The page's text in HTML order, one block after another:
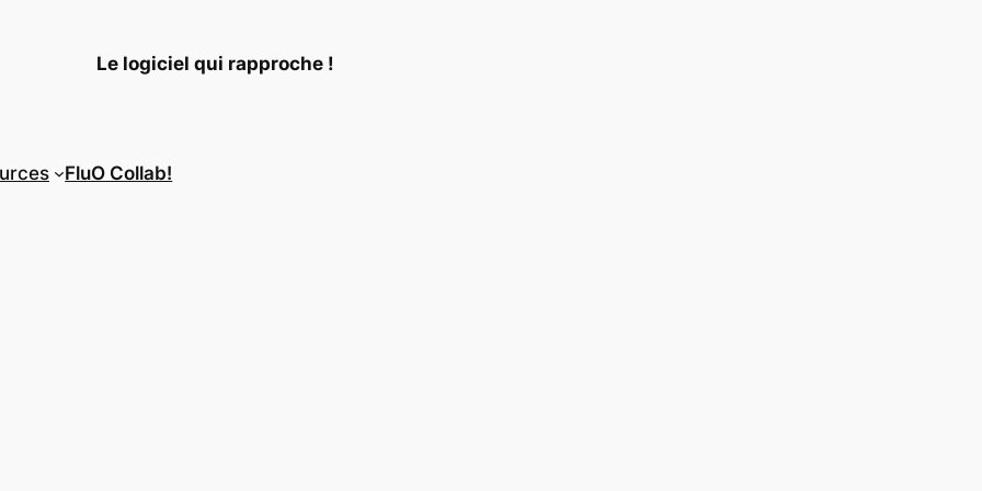
Le logiciel qui rapproche !
FluO Collab!